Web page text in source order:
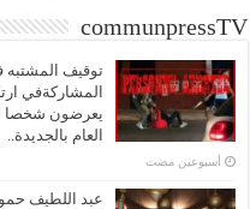
communpressTV
توقيف المشتبه
المشاركةفي
يعرضون شخصا
العام بالجديدة..
‏أسبوعين مضت
عبد اللطيف